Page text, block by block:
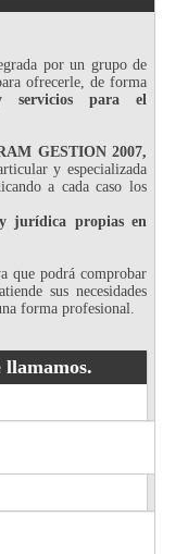
por un grupo de
ofrecerle, de forma
servicios para el
GESTION 2007,
y especializada
a cada caso los
jurídica propias en
que podrá comprobar
atiende sus necesidades
forma profesional.
llamamos.